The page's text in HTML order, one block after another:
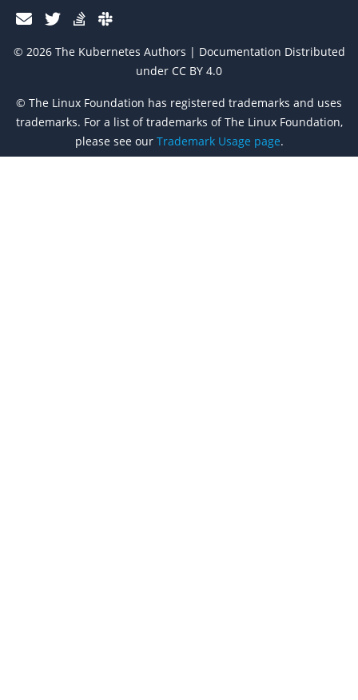
© 2026 The Kubernetes Authors | Documentation Distributed
under CC BY 4.0
© The Linux Foundation has registered trademarks and uses
trademarks. For a list of trademarks of The Linux Foundation,
please see our Trademark Usage page.